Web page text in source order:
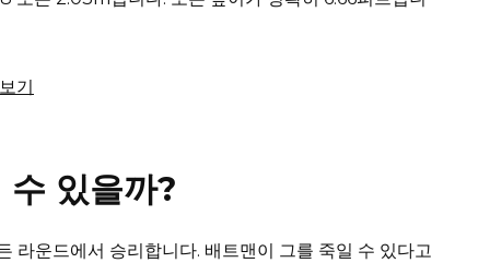
기
있을까?
라운드에서 승리합니다. 배트맨이 그를 죽일 수 있다고